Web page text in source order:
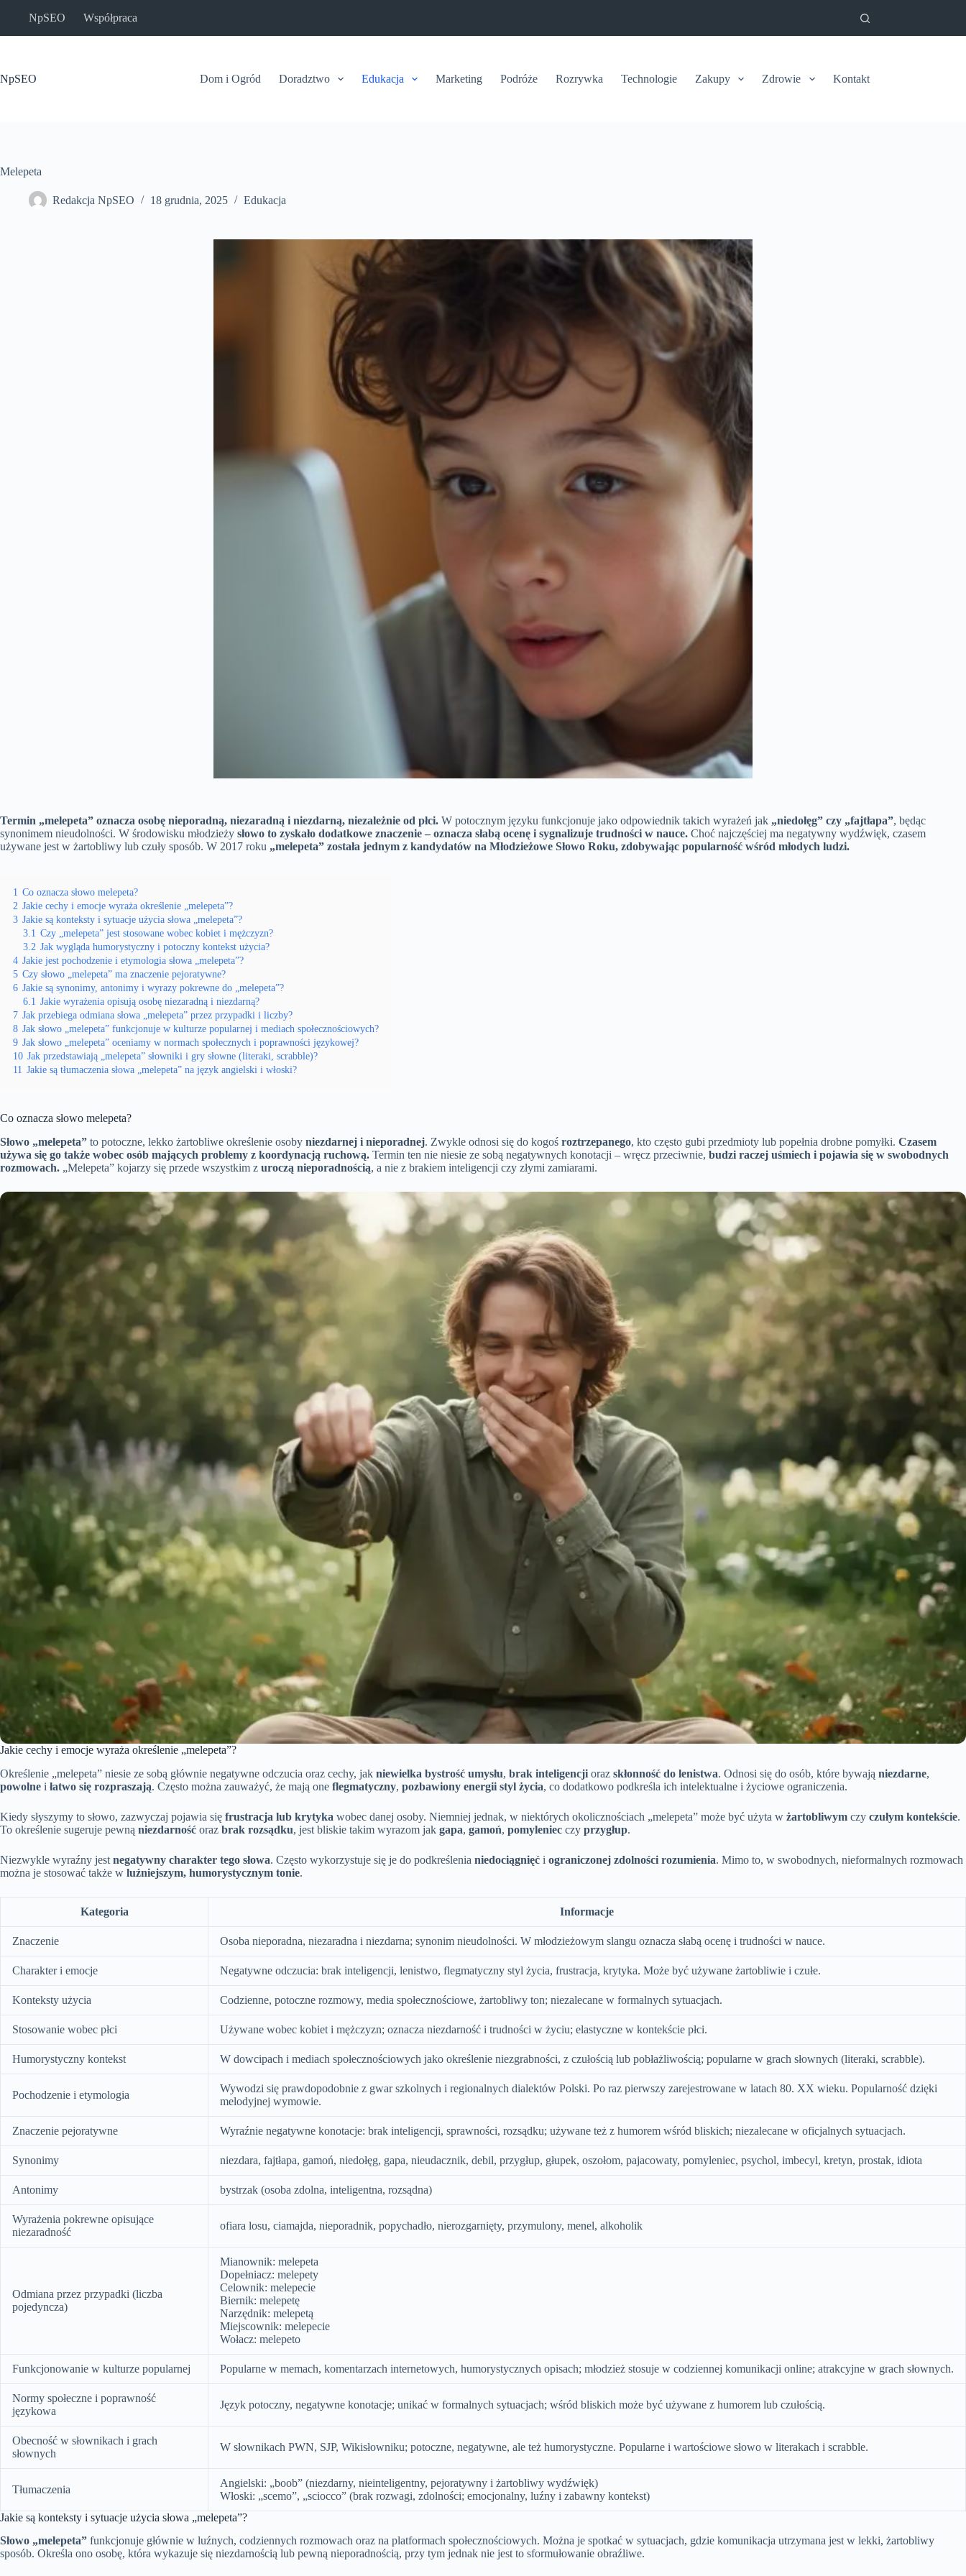
NpSEO Współpraca
NpSEO Dom i Ogród Doradztwo Edukacja Marketing Podróże Rozrywka Technologie Zakupy Zdrowie Kontakt
Melepeta
Redakcja NpSEO 18 grudnia, 2025 Edukacja
Termin „melepeta” oznacza osobę nieporadną, niezaradną i niezdarną, niezależnie od płci. W potocznym języku funkcjonuje jako odpowiednik takich wyrażeń jak „niedołęg” czy „fajtłapa”, będąc
synonimem nieudolności. W środowisku młodzieży słowo to zyskało dodatkowe znaczenie – oznacza słabą ocenę i sygnalizuje trudności w nauce. Choć najczęściej ma negatywny wydźwięk, czasem
używane jest w żartobliwy lub czuły sposób. W 2017 roku „melepeta” została jednym z kandydatów na Młodzieżowe Słowo Roku, zdobywając popularność wśród młodych ludzi.
1 Co oznacza słowo melepeta?
2 Jakie cechy i emocje wyraża określenie „melepeta”?
3 Jakie są konteksty i sytuacje użycia słowa „melepeta”?
3.1 Czy „melepeta” jest stosowane wobec kobiet i mężczyzn?
3.2 Jak wygląda humorystyczny i potoczny kontekst użycia?
4 Jakie jest pochodzenie i etymologia słowa „melepeta”?
5 Czy słowo „melepeta” ma znaczenie pejoratywne?
6 Jakie są synonimy, antonimy i wyrazy pokrewne do „melepeta”?
6.1 Jakie wyrażenia opisują osobę niezaradną i niezdarną?
7 Jak przebiega odmiana słowa „melepeta” przez przypadki i liczby?
8 Jak słowo „melepeta” funkcjonuje w kulturze popularnej i mediach społecznościowych?
9 Jak słowo „melepeta” oceniamy w normach społecznych i poprawności językowej?
10 Jak przedstawiają „melepeta” słowniki i gry słowne (literaki, scrabble)?
11 Jakie są tłumaczenia słowa „melepeta” na język angielski i włoski?
Co oznacza słowo melepeta?
Słowo „melepeta” to potoczne, lekko żartobliwe określenie osoby niezdarnej i nieporadnej. Zwykle odnosi się do kogoś roztrzepanego, kto często gubi przedmioty lub popełnia drobne pomyłki. Czasem
używa się go także wobec osób mających problemy z koordynacją ruchową. Termin ten nie niesie ze sobą negatywnych konotacji – wręcz przeciwnie, budzi raczej uśmiech i pojawia się w swobodnych
rozmowach. „Melepeta” kojarzy się przede wszystkim z uroczą nieporadnością, a nie z brakiem inteligencji czy złymi zamiarami.
Jakie cechy i emocje wyraża określenie „melepeta”?
Określenie „melepeta” niesie ze sobą głównie negatywne odczucia oraz cechy, jak niewielka bystrość umysłu, brak inteligencji oraz skłonność do lenistwa. Odnosi się do osób, które bywają niezdarne,
powolne i łatwo się rozpraszają. Często można zauważyć, że mają one flegmatyczny, pozbawiony energii styl życia, co dodatkowo podkreśla ich intelektualne i życiowe ograniczenia.
Kiedy słyszymy to słowo, zazwyczaj pojawia się frustracja lub krytyka wobec danej osoby. Niemniej jednak, w niektórych okolicznościach „melepeta” może być użyta w żartobliwym czy czułym kontekście.
To określenie sugeruje pewną niezdarność oraz brak rozsądku, jest bliskie takim wyrazom jak gapa, gamoń, pomyleniec czy przygłup.
Niezwykle wyraźny jest negatywny charakter tego słowa. Często wykorzystuje się je do podkreślenia niedociągnięć i ograniczonej zdolności rozumienia. Mimo to, w swobodnych, nieformalnych rozmowach
można je stosować także w luźniejszym, humorystycznym tonie.
Kategoria Informacje
Znaczenie Osoba nieporadna, niezaradna i niezdarna; synonim nieudolności. W młodzieżowym slangu oznacza słabą ocenę i trudności w nauce.
Charakter i emocje Negatywne odczucia: brak inteligencji, lenistwo, flegmatyczny styl życia, frustracja, krytyka. Może być używane żartobliwie i czułe.
Konteksty użycia Codzienne, potoczne rozmowy, media społecznościowe, żartobliwy ton; niezalecane w formalnych sytuacjach.
Stosowanie wobec płci Używane wobec kobiet i mężczyzn; oznacza niezdarność i trudności w życiu; elastyczne w kontekście płci.
Humorystyczny kontekst W dowcipach i mediach społecznościowych jako określenie niezgrabności, z czułością lub pobłażliwością; popularne w grach słownych (literaki, scrabble).
Pochodzenie i etymologia
Wywodzi się prawdopodobnie z gwar szkolnych i regionalnych dialektów Polski. Po raz pierwszy zarejestrowane w latach 80. XX wieku. Popularność dzięki
melodyjnej wymowie.
Znaczenie pejoratywne Wyraźnie negatywne konotacje: brak inteligencji, sprawności, rozsądku; używane też z humorem wśród bliskich; niezalecane w oficjalnych sytuacjach.
Synonimy niezdara, fajtłapa, gamoń, niedołęg, gapa, nieudacznik, debil, przygłup, głupek, oszołom, pajacowaty, pomyleniec, psychol, imbecyl, kretyn, prostak, idiota
Antonimy bystrzak (osoba zdolna, inteligentna, rozsądna)
Wyrażenia pokrewne opisujące
niezaradność
ofiara losu, ciamajda, nieporadnik, popychadło, nierozgarnięty, przymulony, menel, alkoholik
Odmiana przez przypadki (liczba
pojedyncza)
Mianownik: melepeta
Dopełniacz: melepety
Celownik: melepecie
Biernik: melepetę
Narzędnik: melepetą
Miejscownik: melepecie
Wołacz: melepeto
Funkcjonowanie w kulturze popularnej Popularne w memach, komentarzach internetowych, humorystycznych opisach; młodzież stosuje w codziennej komunikacji online; atrakcyjne w grach słownych.
Normy społeczne i poprawność
językowa
Język potoczny, negatywne konotacje; unikać w formalnych sytuacjach; wśród bliskich może być używane z humorem lub czułością.
Obecność w słownikach i grach
słownych
W słownikach PWN, SJP, Wikisłowniku; potoczne, negatywne, ale też humorystyczne. Popularne i wartościowe słowo w literakach i scrabble.
Tłumaczenia
Angielski: „boob” (niezdarny, nieinteligentny, pejoratywny i żartobliwy wydźwięk)
Włoski: „scemo”, „sciocco” (brak rozwagi, zdolności; emocjonalny, luźny i zabawny kontekst)
Jakie są konteksty i sytuacje użycia słowa „melepeta”?
Słowo „melepeta” funkcjonuje głównie w luźnych, codziennych rozmowach oraz na platformach społecznościowych. Można je spotkać w sytuacjach, gdzie komunikacja utrzymana jest w lekki, żartobliwy
sposób. Określa ono osobę, która wykazuje się niezdarnością lub pewną nieporadnością, przy tym jednak nie jest to sformułowanie obraźliwe.